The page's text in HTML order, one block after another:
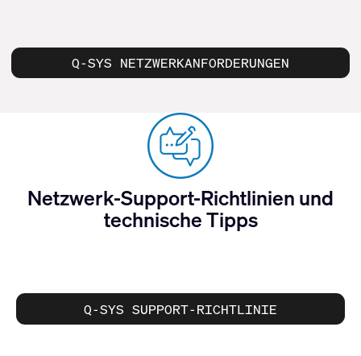
Q-SYS NETZWERKANFORDERUNGEN
Netzwerk-Support-Richtlinien und
technische Tipps
Q-SYS SUPPORT-RICHTLINIE